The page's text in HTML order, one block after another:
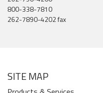
800-338-7810
262-7890-4202 fax
SITE MAP